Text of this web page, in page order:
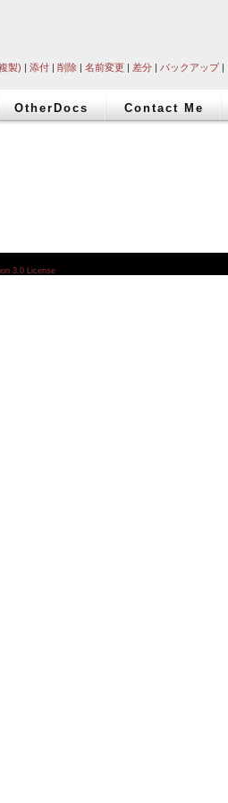
製) | 添付 | 削除 | 名前変更 | 差分 | バックアップ|
OtherDocs
Contact Me
3.0 License